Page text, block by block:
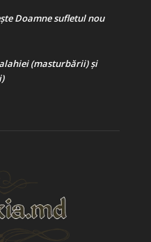
Doamne sufletul nou
(masturbării) şi